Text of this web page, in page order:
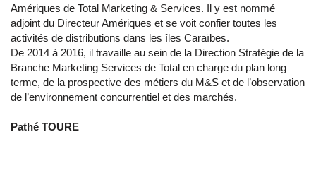
Amériques de Total Marketing & Services. Il y est nommé
adjoint du Directeur Amériques et se voit confier toutes les
activités de distributions dans les îles Caraïbes.
De 2014 à 2016, il travaille au sein de la Direction Stratégie de la
Branche Marketing Services de Total en charge du plan long
terme, de la prospective des métiers du M&S et de l’observation
de l’environnement concurrentiel et des marchés.
Pathé TOURE